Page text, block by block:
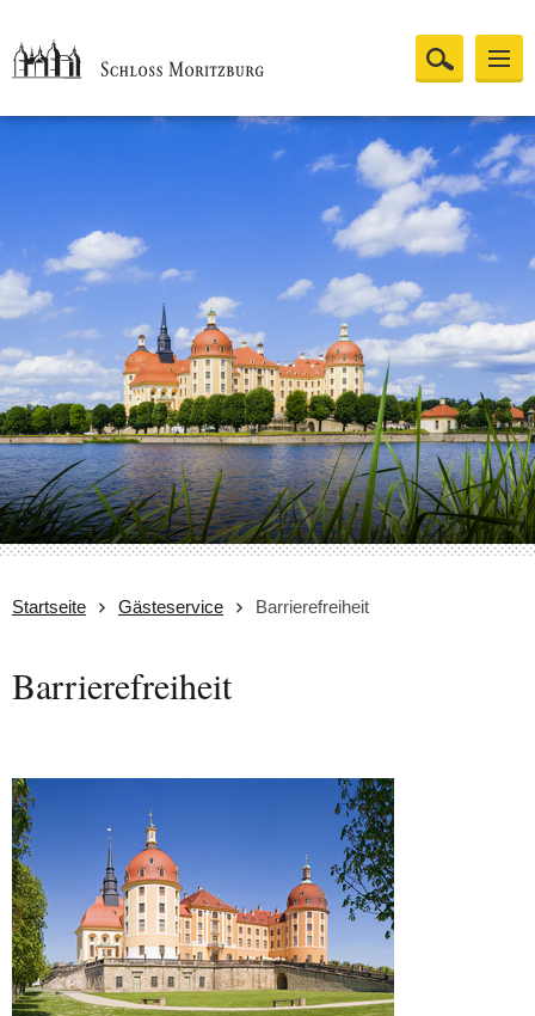
Startseite Gästeservice Barrierefreiheit
Barrierefreiheit